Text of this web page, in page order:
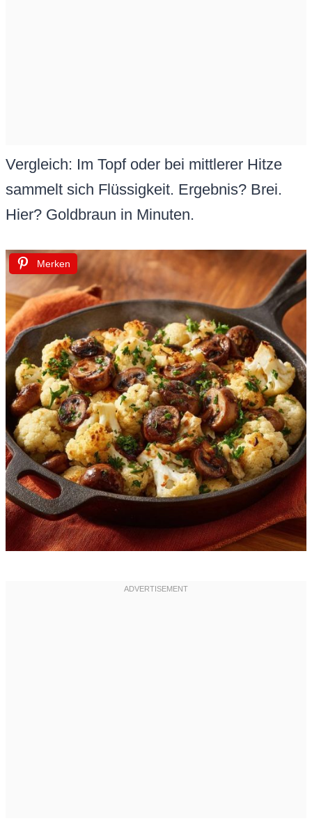
Vergleich: Im Topf oder bei mittlerer Hitze
sammelt sich Flüssigkeit. Ergebnis? Brei.
Hier? Goldbraun in Minuten.
Merken